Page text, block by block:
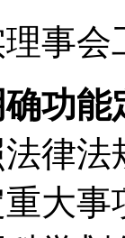
事会
确功能
律法
大